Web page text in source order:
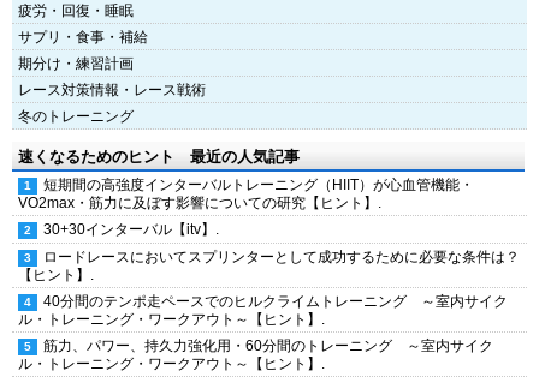
疲労・回復・睡眠
サプリ・食事・補給
期分け・練習計画
レース対策情報・レース戦術
冬のトレーニング
速くなるためのヒント 最近の人気記事
短期間の高強度インターバルトレーニング（HIIT）が心血管機能・
VO2max・筋力に及ぼす影響についての研究【ヒント】.
30+30インターバル【itv】.
ロードレースにおいてスプリンターとして成功するために必要な条件は？
【ヒント】.
40分間のテンポ走ペースでのヒルクライムトレーニング ～室内サイク
ル・トレーニング・ワークアウト～【ヒント】.
筋力、パワー、持久力強化用・60分間のトレーニング ～室内サイク
ル・トレーニング・ワークアウト～【ヒント】.